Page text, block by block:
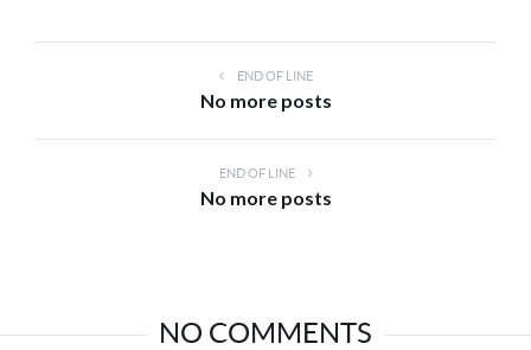
END OF LINE
No more posts
END OF LINE
No more posts
NO COMMENTS